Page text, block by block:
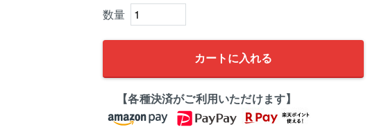
カートに入れる
【各種決済がご利用いただけます】